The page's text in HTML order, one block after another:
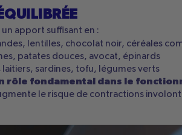
apport suffisant en :
lentilles, chocolat noir, céréales
patates douces, avocat, épinards
sardines, tofu, légumes verts
rôle fondamental dans le
le risque de contractions